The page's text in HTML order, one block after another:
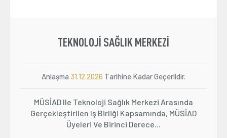
TEKNOLOJI SAĞLIK MERKEZI
Anlaşma 31.12.2026 Tarihine Kadar Geçerlidir.
MÜSİAD Ile Teknoloji Sağlık Merkezi Arasında
Gerçekleştirilen Iş Birliği Kapsamında, MÜSİAD
Üyeleri Ve Birinci Derece...